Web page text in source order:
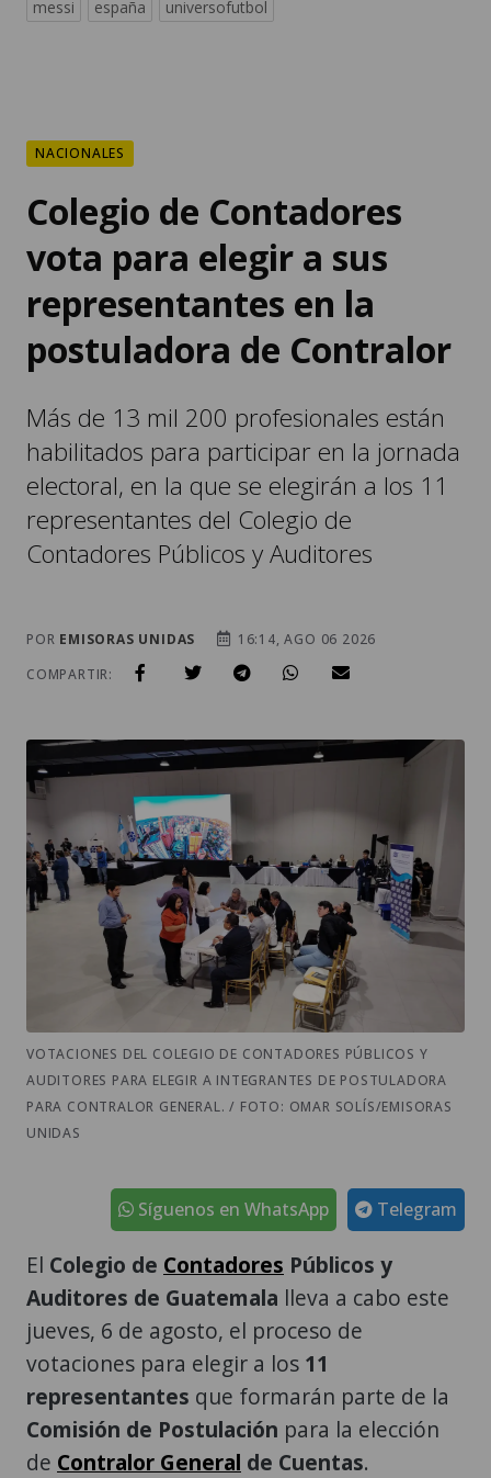
messi españa universofutbol
NACIONALES
Colegio de Contadores
vota para elegir a sus
representantes en la
postuladora de Contralor
Más de 13 mil 200 profesionales están
habilitados para participar en la jornada
electoral, en la que se elegirán a los 11
representantes del Colegio de
Contadores Públicos y Auditores
POR EMISORAS UNIDAS
16:14, AGO 06 2026
COMPARTIR:
VOTACIONES DEL COLEGIO DE CONTADORES PÚBLICOS Y
AUDITORES PARA ELEGIR A INTEGRANTES DE POSTULADORA
PARA CONTRALOR GENERAL. / FOTO: OMAR SOLÍS/EMISORAS
UNIDAS
Telegram
Síguenos en WhatsApp
El Colegio de Contadores Públicos y
Auditores de Guatemala lleva a cabo este
jueves, 6 de agosto, el proceso de
votaciones para elegir a los 11
representantes que formarán parte de la
Comisión de Postulación para la elección
de Contralor General de Cuentas.